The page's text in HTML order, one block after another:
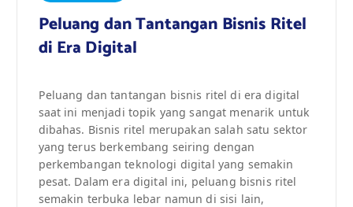
Peluang dan Tantangan Bisnis Ritel
di Era Digital
Peluang dan tantangan bisnis ritel di era digital
saat ini menjadi topik yang sangat menarik untuk
dibahas. Bisnis ritel merupakan salah satu sektor
yang terus berkembang seiring dengan
perkembangan teknologi digital yang semakin
pesat. Dalam era digital ini, peluang bisnis ritel
semakin terbuka lebar namun di sisi lain,